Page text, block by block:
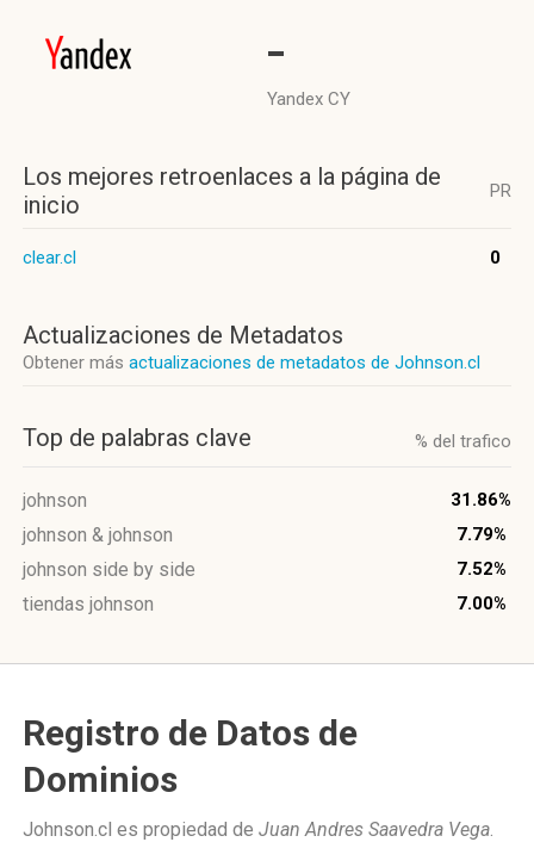
-
Yandex CY
Los mejores retroenlaces a la página de
inicio
PR
clear.cl 0
Actualizaciones de Metadatos
Obtener más actualizaciones de metadatos de Johnson.cl
Top de palabras clave % del trafico
johnson 31.86%
johnson & johnson 7.79%
johnson side by side 7.52%
tiendas johnson 7.00%
Registro de Datos de
Dominios
Johnson.cl es propiedad de Juan Andres Saavedra Vega.